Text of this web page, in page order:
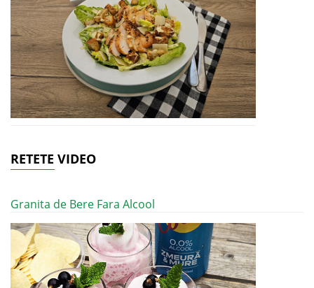
RETETE VIDEO
Granita de Bere Fara Alcool